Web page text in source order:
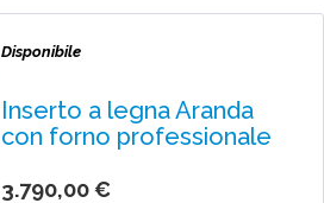
Disponibile
Inserto a legna Aranda
con forno professionale
3.790,00 €